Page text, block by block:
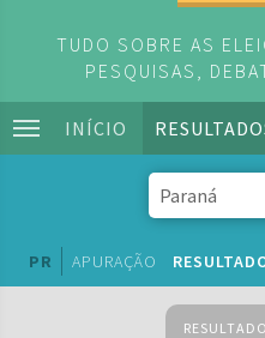
TUDO SOBRE AS
PESQUISAS,
INÍCIO
PR APURAÇÃO